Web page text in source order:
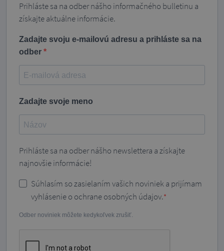
Prihláste sa na odber nášho informačného bulletinu a
získajte aktuálne informácie.
Zadajte svoju e-mailovú adresu a prihláste sa na
odber
Zadajte svoje meno
Prihláste sa na odber nášho newslettera a získajte
najnovšie informácie!
Súhlasím so zasielaním vašich noviniek a prijímam
vyhlásenie o ochrane osobných údajov.
Odber noviniek môžete kedykoľvek zrušiť.